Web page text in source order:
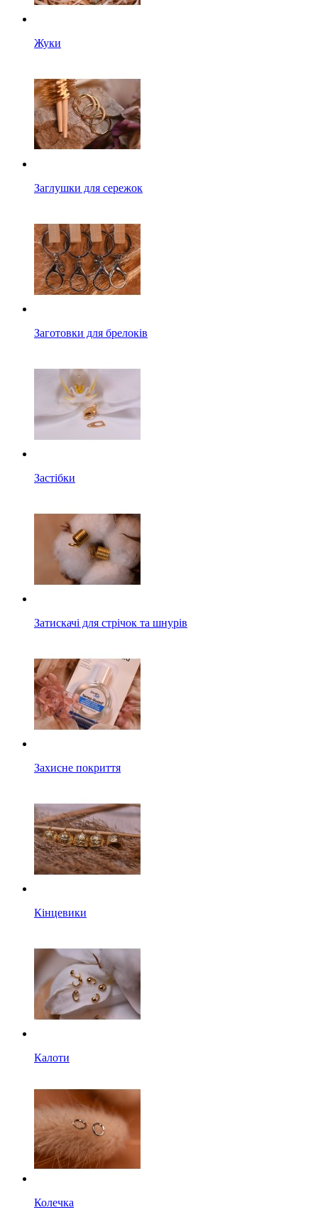
Жуки
Заглушки для сережок
Заготовки для брелоків
Застібки
Затискачі для стрічок та шнурів
Захисне покриття
Кінцевики
Калоти
Колечка